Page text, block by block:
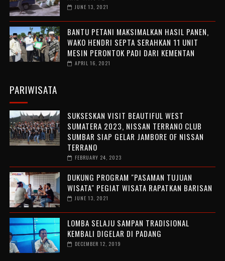
JUNE 13, 2021
BANTU PETANI MAKSIMALKAN HASIL PANEN,
WAKO HENDRI SEPTA SERAHKAN 11 UNIT
MESIN PERONTOK PADI DARI KEMENTAN
APRIL 16, 2021
PARIWISATA
SUKSESKAN VISIT BEAUTIFUL WEST
SUMATERA 2023, NISSAN TERRANO CLUB
SUMBAR SIAP GELAR JAMBORE OF NISSAN
TERRANO
FEBRUARY 24, 2023
DUKUNG PROGRAM "PASAMAN TUJUAN
WISATA" PEGIAT WISATA RAPATKAN BARISAN
JUNE 13, 2021
LOMBA SELAJU SAMPAN TRADISIONAL
KEMBALI DIGELAR DI PADANG
DECEMBER 12, 2019